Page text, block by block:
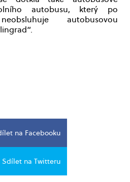
autobusu, který po
autobusovou
na Facebooku
Sdílet na Twitteru